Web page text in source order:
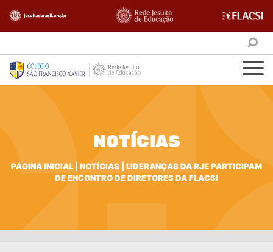
NOTÍCIAS
PÁGINA INICIAL NOTÍCIAS
LIDERANÇAS DA RJE PARTICIPAM
DE ENCONTRO DE DIRETORES DA FLACSI